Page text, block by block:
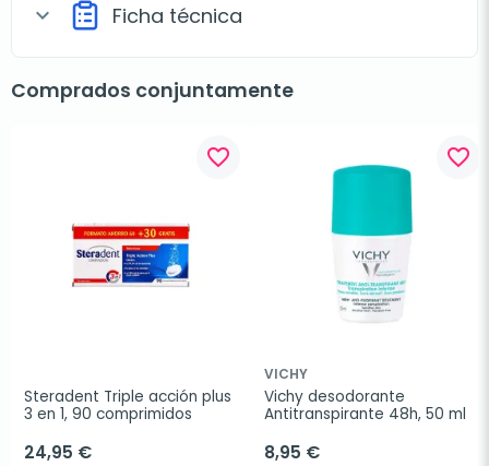
expand_more Ficha técnica
Comprados conjuntamente
favorite_border
Steradent Triple acción plus
3 en 1, 90 comprimidos
24,95 €
favorite_border
VICHY
Vichy desodorante
Antitranspirante 48h, 50 ml
8,95 €